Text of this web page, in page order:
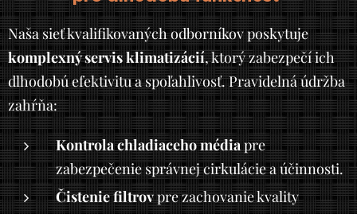
Naša sieť kvalifikovaných odborníkov poskytuje
komplexný servis klimatizácií, ktorý zabezpečí ich
dlhodobú efektivitu a spoľahlivosť. Pravidelná údržba
zahŕňa:
Kontrola chladiaceho médiapre
zabezpečenie správnej cirkulácie a účinnosti.
Čistenie filtrovpre zachovanie kvality